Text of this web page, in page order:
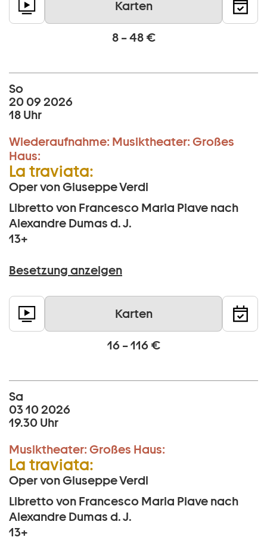
Karten
8 – 48 €
So
20 09 2026
18 Uhr
Wiederaufnahme: Musiktheater: Großes
Haus:
La traviata:
Oper von Giuseppe Verdi
Libretto von Francesco Maria Piave nach
Alexandre Dumas d. J.
13+
Besetzung anzeigen
Karten
16 – 116 €
Sa
03 10 2026
19.30 Uhr
Musiktheater: Großes Haus:
La traviata:
Oper von Giuseppe Verdi
Libretto von Francesco Maria Piave nach
Alexandre Dumas d. J.
13+